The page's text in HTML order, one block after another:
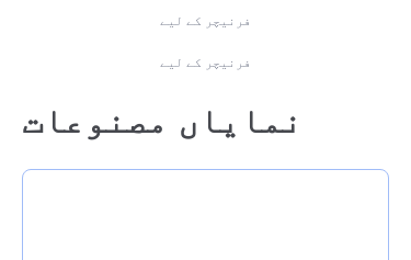
نمایاں مصنوعات
فرنیچر کے لیے
فرنیچر کے لیے